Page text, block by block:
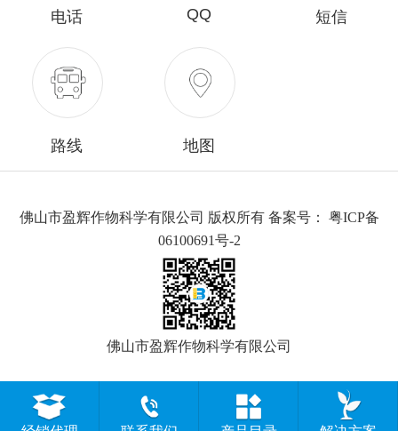
电话 QQ 短信
路线 地图
佛山市盈辉作物科学有限公司 版权所有 备案号： 粤ICP备
06100691号-2
佛山市盈辉作物科学有限公司